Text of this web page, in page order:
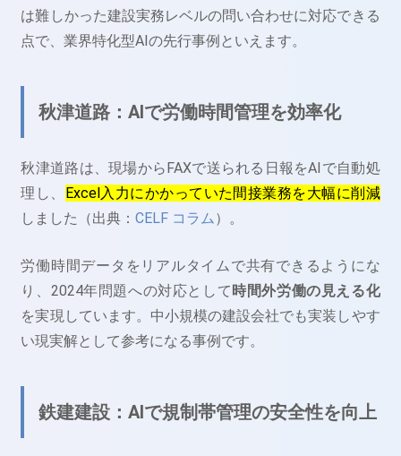
は難しかった建設実務レベルの問い合わせに対応できる
点で、業界特化型AIの先行事例といえます。
秋津道路：AIで労働時間管理を効率化
秋津道路は、現場からFAXで送られる日報をAIで自動処
理し、 Excel入力にかかっていた間接業務を大幅に削減
しました（出典：CELF コラム ）。
労働時間データをリアルタイムで共有できるようにな
り、2024年問題への対応として時間外労働の見える化
を実現しています。中小規模の建設会社でも実装しやす
い現実解として参考になる事例です。
鉄建建設：AIで規制帯管理の安全性を向上